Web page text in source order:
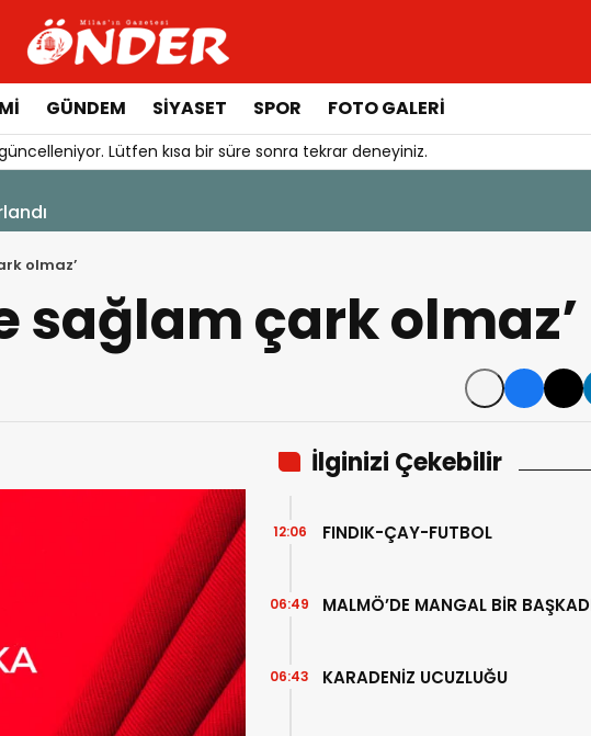
GÜNDEM SİYASET SPOR FOTO GALERİ
Lütfen kısa bir süre sonra tekrar deneyiniz.
Barınma Telaşı Başladı
olmaz’
sağlam çark olmaz’
İlginizi Çekebilir
FINDIK-ÇAY-FUTBOL
12:06
MALMÖ’DE MANGAL BİR
06:49
KARADENİZ UCUZLUĞU
06:43